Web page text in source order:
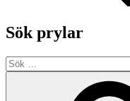
Sök prylar
Sök
efter: